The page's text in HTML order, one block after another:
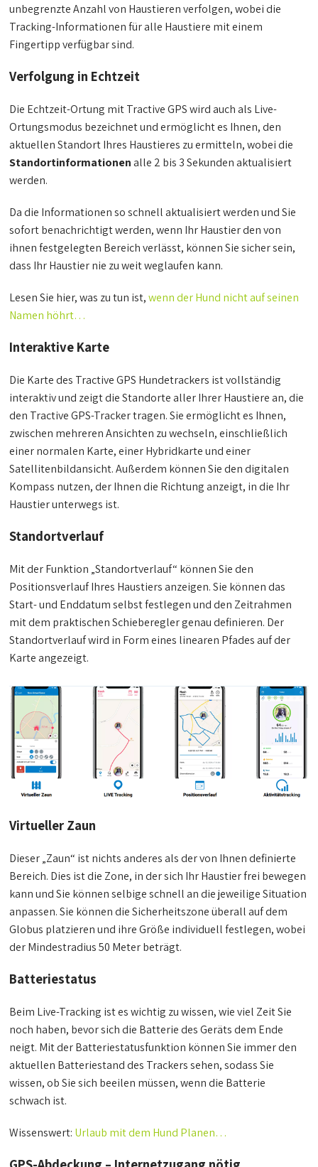
unbegrenzte Anzahl von Haustieren verfolgen, wobei die
Tracking-Informationen für alle Haustiere mit einem
Fingertipp verfügbar sind.
Verfolgung in Echtzeit
Die Echtzeit-Ortung mit Tractive GPS wird auch als Live-
Ortungsmodus bezeichnet und ermöglicht es Ihnen, den
aktuellen Standort Ihres Haustieres zu ermitteln, wobei die
Standortinformationenalle 2 bis 3 Sekunden aktualisiert
werden.
Da die Informationen so schnell aktualisiert werden und Sie
sofort benachrichtigt werden, wenn Ihr Haustier den von
ihnen festgelegten Bereich verlässt, können Sie sicher sein,
dass Ihr Haustier nie zu weit weglaufen kann.
Lesen Sie hier, was zu tun ist,wenn der Hund nicht auf seinen
Namen höhrt…
Interaktive Karte
Die Karte des Tractive GPS Hundetrackers ist vollständig
interaktiv und zeigt die Standorte aller Ihrer Haustiere an, die
den Tractive GPS-Tracker tragen. Sie ermöglicht es Ihnen,
zwischen mehreren Ansichten zu wechseln, einschließlich
einer normalen Karte, einer Hybridkarte und einer
Satellitenbildansicht. Außerdem können Sie den digitalen
Kompass nutzen, der Ihnen die Richtung anzeigt, in die Ihr
Haustier unterwegs ist.
Standortverlauf
Mit der Funktion „Standortverlauf“ können Sie den
Positionsverlauf Ihres Haustiers anzeigen. Sie können das
Start- und Enddatum selbst festlegen und den Zeitrahmen
mit dem praktischen Schieberegler genau definieren. Der
Standortverlauf wird in Form eines linearen Pfades auf der
Karte angezeigt.
Virtueller Zaun
Dieser „Zaun“ ist nichts anderes als der von Ihnen definierte
Bereich. Dies ist die Zone, in der sich Ihr Haustier frei bewegen
kann und Sie können selbige schnell an die jeweilige Situation
anpassen. Sie können die Sicherheitszone überall auf dem
Globus platzieren und ihre Größe individuell festlegen, wobei
der Mindestradius 50 Meter beträgt.
Batteriestatus
Beim Live-Tracking ist es wichtig zu wissen, wie viel Zeit Sie
noch haben, bevor sich die Batterie des Geräts dem Ende
neigt. Mit der Batteriestatusfunktion können Sie immer den
aktuellen Batteriestand des Trackers sehen, sodass Sie
wissen, ob Sie sich beeilen müssen, wenn die Batterie
schwach ist.
Wissenswert: Urlaub mit dem Hund Planen…